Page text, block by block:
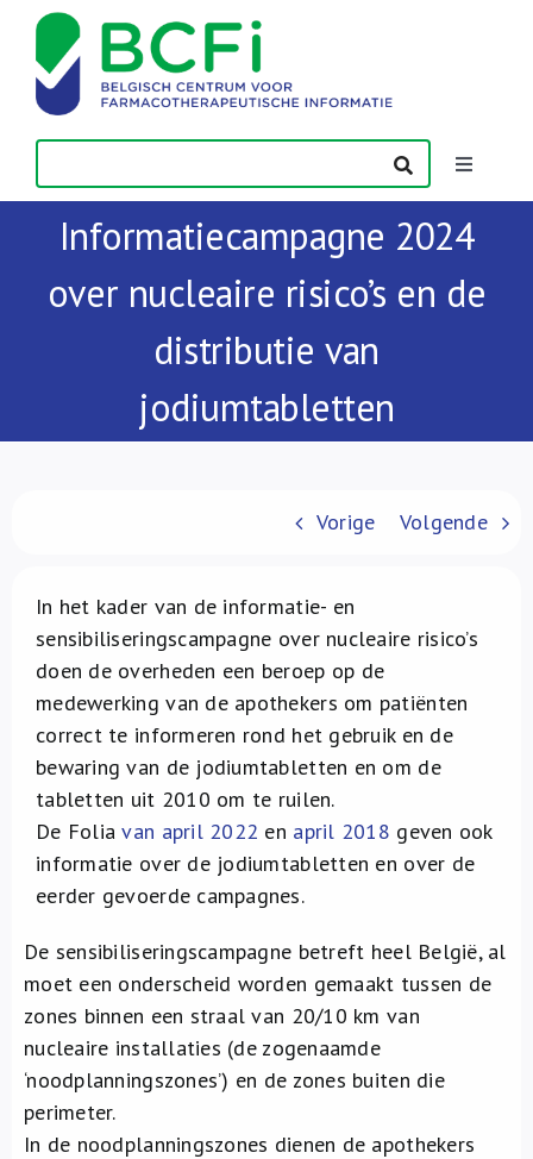
content
Toggle
Nieuws
Publicaties
FR
Informatiecampagne 2024
over nucleaire risico’s en de
distributie van
jodiumtabletten
Vorige Volgende
In het kader van de informatie- en
sensibiliseringscampagne over nucleaire risico’s
doen de overheden een beroep op de
medewerking van de apothekers om patiënten
correct te informeren rond het gebruik en de
bewaring van de jodiumtabletten en om de
tabletten uit 2010 om te ruilen.
De Foliavan april 2022 en april 2018 geven ook
informatie over de jodiumtabletten en over de
eerder gevoerde campagnes.
De sensibiliseringscampagne betreft heel België, al
moet een onderscheid worden gemaakt tussen de
zones binnen een straal van 20/10 km van
nucleaire installaties (de zogenaamde
‘noodplanningszones’) en de zones buiten die
perimeter.
In de noodplanningszones dienen de apothekers